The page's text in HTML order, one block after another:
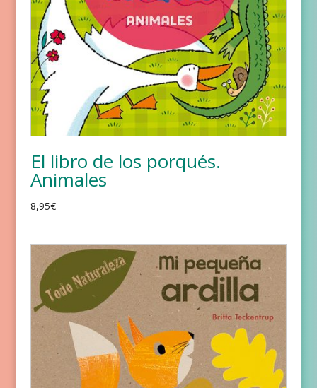
El libro de los porqués.
Animales
8,95€